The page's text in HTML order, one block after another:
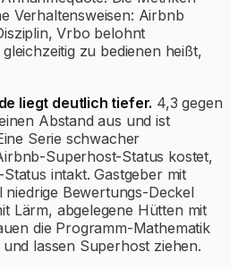
Verhaltensweisen: Airbnb
Vrbo belohnt
zu bedienen heißt,
liegt deutlich tiefer. 4,3 gegen
Abstand aus und ist
Serie schwacher
Superhost-Status kostet,
intakt. Gastgeber mit
Bewertungs-Deckel
Lärm, abgelegene Hütten mit
die Programm-Mathematik
lassen Superhost ziehen.